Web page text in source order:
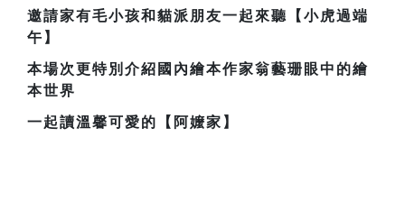
邀請家有毛小孩和貓派朋友一起來聽【小虎過端
午】
本場次更特別介紹國內繪本作家翁藝珊眼中的繪
本世界
一起讀溫馨可愛的【阿嬤家】